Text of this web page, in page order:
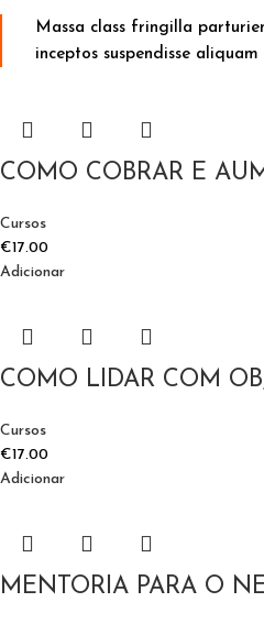
Massa class fringilla
inceptos suspendisse
COMO COBRAR E
Cursos
€17.00
Adicionar
COMO LIDAR COM
Cursos
€17.00
Adicionar
MENTORIA PARA O